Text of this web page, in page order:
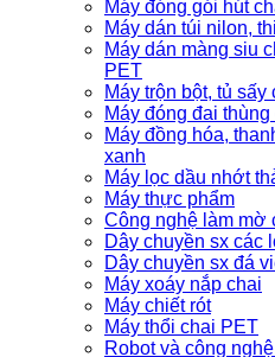
Máy đóng gói hút
Máy dán túi nilon,
Máy dán màng siu
PET
Máy trộn bột, tủ
Máy đóng đai thùng
Máy đồng hóa,
xanh
Máy lọc dầu nhớt
Máy thực phẩm
Công nghệ làm mờ
Dây chuyền sx các
Dây chuyền sx đá
Máy xoáy nắp chai
Máy chiết rót
Máy thổi chai PET
Robot và công